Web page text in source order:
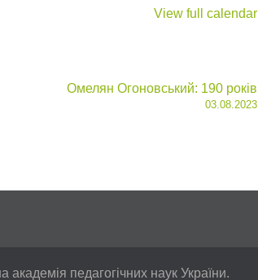
View full calendar
Омелян Огоновський: 190 років
03.08.2023
академія педагогічних наук України.